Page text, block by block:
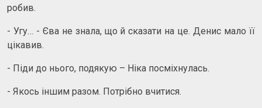
робив.
- Угу… - Єва не знала, що й сказати на це. Денис мало її
цікавив.
- Піди до нього, подякую – Ніка посміхнулась.
- Якось іншим разом. Потрібно вчитися.